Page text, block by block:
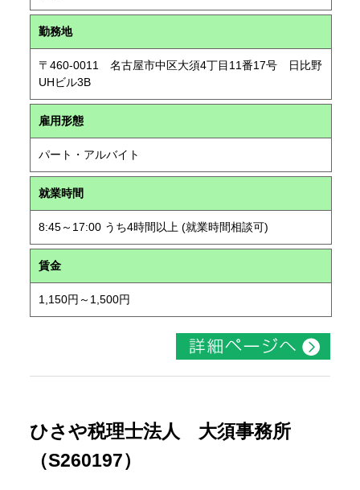
勤務地
〒460-0011 名古屋市中区大須4丁目11番17号 日比野
UHビル3B
雇用形態
パート・アルバイト
就業時間
8:45～17:00 うち4時間以上 (就業時間相談可)
賃金
1,150円～1,500円
ひさや税理士法人 大須事務所
（S260197）